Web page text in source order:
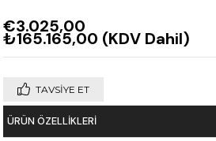
€3.025,00
₺165.165,00 (KDV Dahil)
TAVSIYE ET
ÜRÜN ÖZELLIKLERI